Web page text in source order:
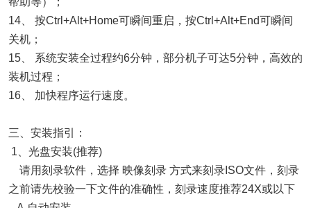
14、 按Ctrl+Alt+Home可瞬间重启，按Ctrl+Alt+End可瞬间
关机；
15、 系统安装全过程约6分钟，部分机子可达5分钟，高效的
装机过程；
16、 加快程序运行速度。
三、安装指引：
1、光盘安装(推荐)
请用刻录软件，选择 映像刻录 方式来刻录ISO文件，刻录
之前请先校验一下文件的准确性，刻录速度推荐24X或以下